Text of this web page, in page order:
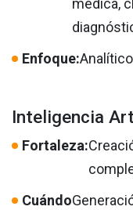
médica,
Enfoque:
Inteligencia
Fortaleza:
Cuándo